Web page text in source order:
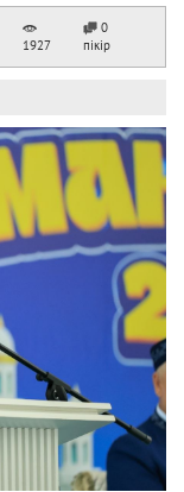
1927
0
пікір